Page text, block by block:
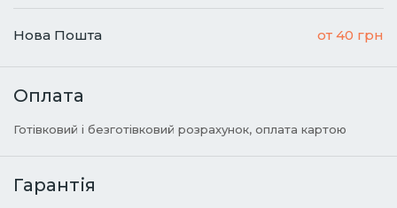
Нова Пошта от 40 грн
Оплата
Готівковий і безготівковий розрахунок, оплата картою
Гарантія